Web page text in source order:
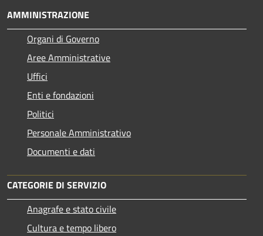
AMMINISTRAZIONE
Organi di Governo
Aree Amministrative
Uffici
Enti e fondazioni
Politici
Personale Amministrativo
Documenti e dati
CATEGORIE DI SERVIZIO
Anagrafe e stato civile
Cultura e tempo libero